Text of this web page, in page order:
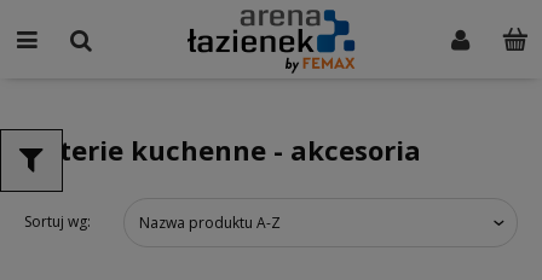
Baterie kuchenne - akcesoria
Sortuj wg: Nazwa produktu A-Z